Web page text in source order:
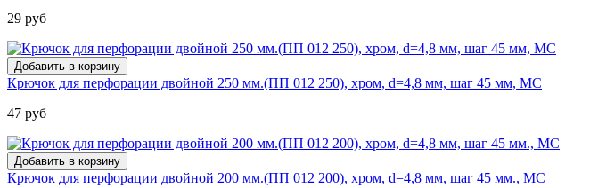
29 руб
Крючок для перфорации двойной 250 мм.(ПП 012 250), хром, d=4,8 мм, шаг 45 мм, МС
47 руб
Крючок для перфорации двойной 200 мм.(ПП 012 200), хром, d=4,8 мм, шаг 45 мм., МС